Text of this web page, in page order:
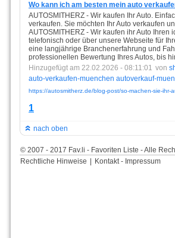
Wo kann ich am besten mein auto
AUTOSMITHERZ - Wir kaufen Ihr Auto.
verkaufen. Sie möchten Ihr Auto verkaufen
AUTOSMITHERZ - Wir kaufen ihr Auto
telefonisch oder über unsere Webseite für
eine langjährige Branchenerfahrung und
professionellen Bewertung Ihres Autos, bis
Hinzugefügt am 22.02.2026 - 08:11:01 von
auto-verkaufen-muenchen autoverkauf-
https://autosmitherz.de/blog-post/so-machen-sie-ihr-
1
nach oben
© 2007 - 2017 Fav.li - Favoriten Liste - Alle
Rechtliche Hinweise
Kontakt - Impressum